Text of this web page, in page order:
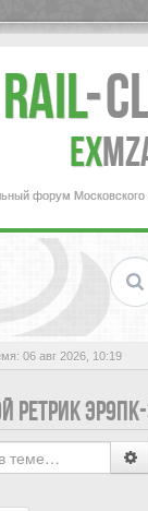
Rail-
ex
форум Московского
06 авг 2026, 10:19
РЕТРИК